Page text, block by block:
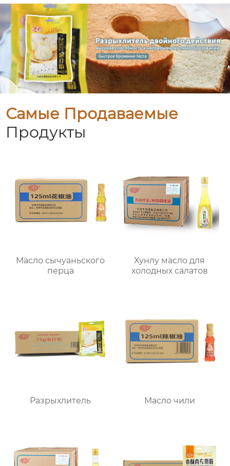
Самые Продаваемые
Продукты
Масло сычуаньского
перца
Хунлу масло для
холодных салатов
Разрыхлитель Масло чили